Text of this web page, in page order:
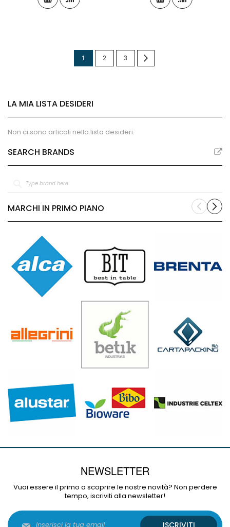
Pagina
Attualmente
la
pagina
1 Pagina
2 Pagina
3
LA MIA LISTA DESIDERI
Non ci sono articoli nella lista desideri.
SEARCH BRANDS
MARCHI IN PRIMO PIANO
NEWSLETTER
Vuoi essere il primo a scoprire le nostre novità? Non perdere
tempo, iscriviti alla newsletter!
ISCRIVITI